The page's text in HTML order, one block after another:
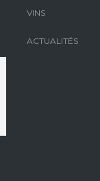
VINS
ACTUALITÉS